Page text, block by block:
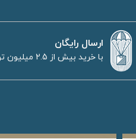
ارسال رایگان
با خرید بیش از 2.5 میلیون تومان